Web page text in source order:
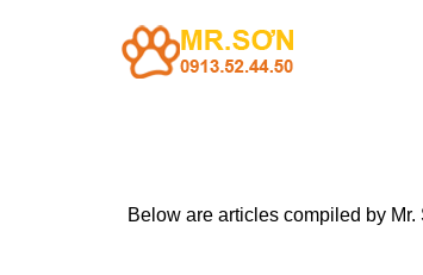
Below are articles compiled by